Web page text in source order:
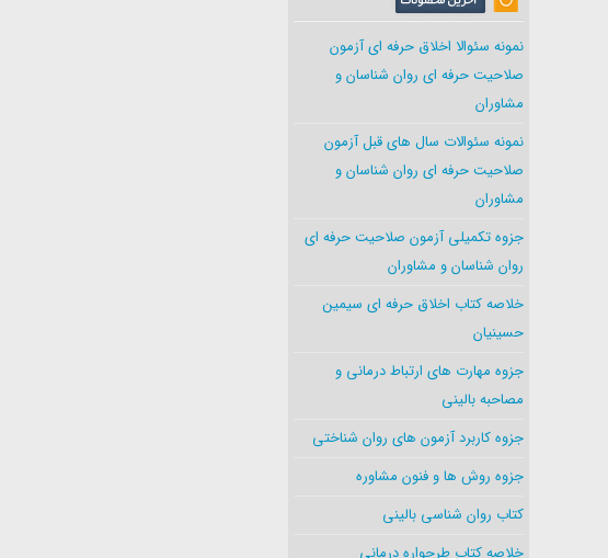
نمونه سئوالا اخلاق حرفه ای آزمون
صلاحیت حرفه ای روان شناسان و
مشاوران
نمونه سئوالات سال های قبل آزمون
صلاحیت حرفه ای روان شناسان و
مشاوران
جزوه تکمیلی آزمون صلاحیت حرفه ای
روان شناسان و مشاوران
خلاصه کتاب اخلاق حرفه ای سیمین
حسینیان
جزوه مهارت های ارتباط درمانی و
مصاحبه بالینی
جزوه کاربرد آزمون های روان شناختی
جزوه روش ها و فنون مشاوره
کتاب روان شناسی بالینی
خلاصه کتاب طرحواره درمانی